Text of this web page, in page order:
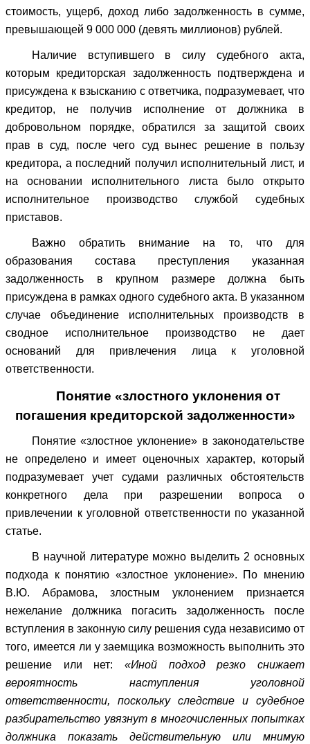
стоимость, ущерб, доход либо задолженность в сумме,
превышающей 9 000 000 (девять миллионов) рублей.
Наличие вступившего в силу судебного акта,
которым кредиторская задолженность подтверждена и
присуждена к взысканию с ответчика, подразумевает, что
кредитор, не получив исполнение от должника в
добровольном порядке, обратился за защитой своих
прав в суд, после чего суд вынес решение в пользу
кредитора, а последний получил исполнительный лист, и
на основании исполнительного листа было открыто
исполнительное производство службой судебных
приставов.
Важно обратить внимание на то, что для
образования состава преступления указанная
задолженность в крупном размере должна быть
присуждена в рамках одного судебного акта. В указанном
случае объединение исполнительных производств в
сводное исполнительное производство не дает
оснований для привлечения лица к уголовной
ответственности.
Понятие «злостного уклонения от
погашения кредиторской задолженности»
Понятие «злостное уклонение» в законодательстве
не определено и имеет оценочных характер, который
подразумевает учет судами различных обстоятельств
конкретного дела при разрешении вопроса о
привлечении к уголовной ответственности по указанной
статье.
В научной литературе можно выделить 2 основных
подхода к понятию «злостное уклонение». По мнению
В.Ю. Абрамова, злостным уклонением признается
нежелание должника погасить задолженность после
вступления в законную силу решения суда независимо от
того, имеется ли у заемщика возможность выполнить это
решение или нет: «Иной подход резко снижает
вероятность наступления уголовной
ответственности, поскольку следствие и судебное
разбирательство увязнут в многочисленных попытках
должника показать действительную или мнимую